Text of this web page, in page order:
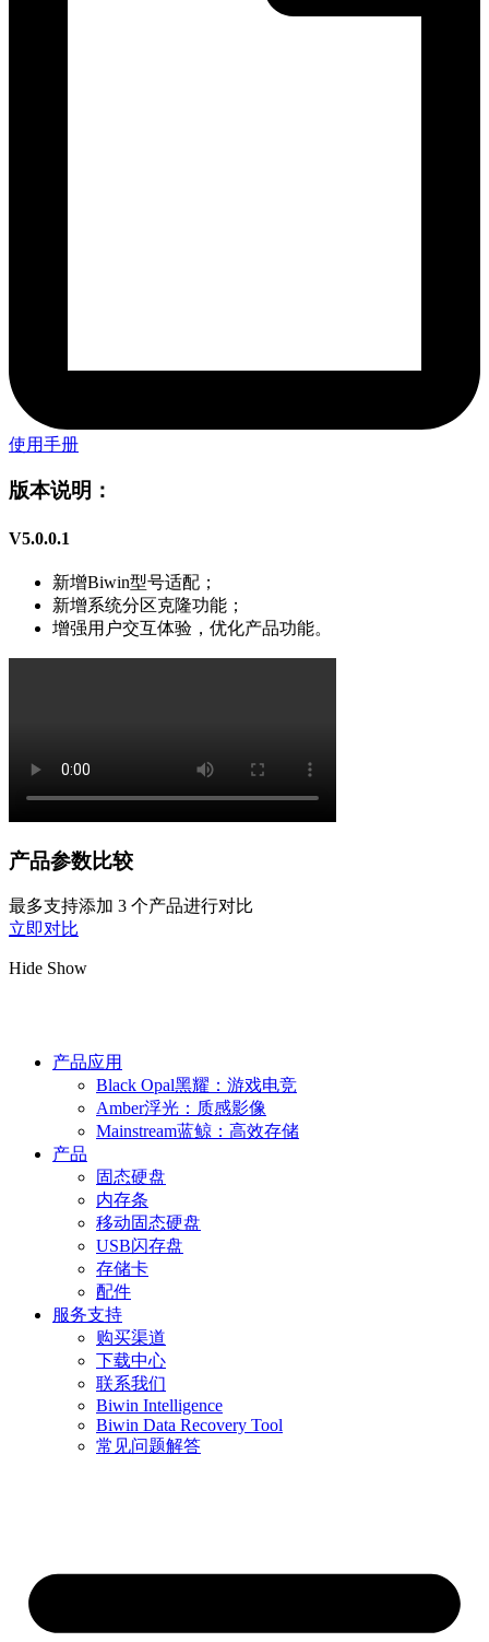
使用手册
版本说明：
V5.0.0.1
新增Biwin型号适配；
新增系统分区克隆功能；
增强用户交互体验，优化产品功能。
产品参数比较
最多支持添加 3 个产品进行对比
立即对比
Hide Show
产品应用
Black Opal黑耀：游戏电竞
Amber浮光：质感影像
Mainstream蓝鲸：高效存储
产品
固态硬盘
内存条
移动固态硬盘
USB闪存盘
存储卡
配件
服务支持
购买渠道
下载中心
联系我们
Biwin Intelligence
Biwin Data Recovery Tool
常见问题解答